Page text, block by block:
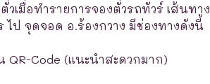
วเมื่อทำรายการจองตั๋วรถทัวร์ เส้นทาง
ป จุดจอด อ.ร้องกวาง มีช่องทางดังนี้
Code (แนะนำสะดวกมาก)